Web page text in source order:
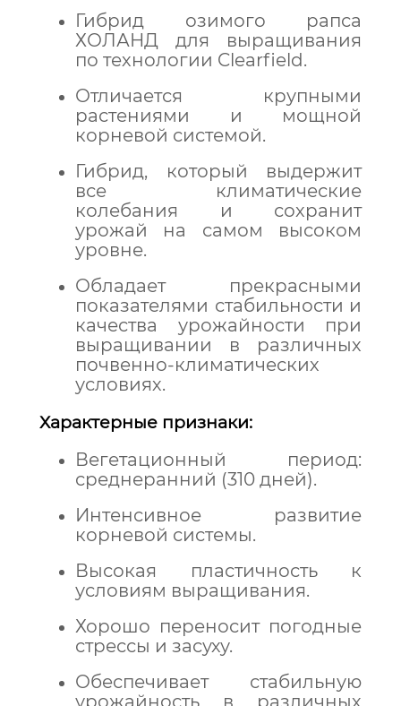
Гибрид озимого рапса
ХОЛАНД для выращивания
по технологии Clearfield.
Отличается крупными
растениями и мощной
корневой системой.
Гибрид, который выдержит
все климатические
колебания и сохранит
урожай на самом высоком
уровне.
Обладает прекрасными
показателями стабильности и
качества урожайности при
выращивании в различных
почвенно-климатических
условиях.
Характерные признаки:
Вегетационный период:
среднеранний (310 дней).
Интенсивное развитие
корневой системы.
Высокая пластичность к
условиям выращивания.
Хорошо переносит погодные
стрессы и засуху.
Обеспечивает стабильную
урожайность в различных